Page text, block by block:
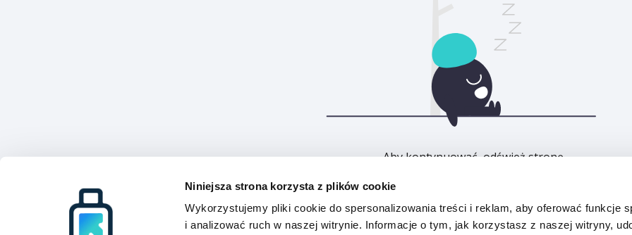
Niniejsza strona korzysta z plików cookie
Wykorzystujemy pliki cookie do spersonalizowania treści i reklam, aby oferować funkcje
i analizować ruch w naszej witrynie. Informacje o tym, jak korzystasz z naszej witryny,
Aby kontynuować, odśwież stronę.
Odśwież